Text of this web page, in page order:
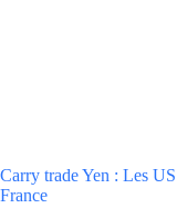
Carry trade Yen : Les
France